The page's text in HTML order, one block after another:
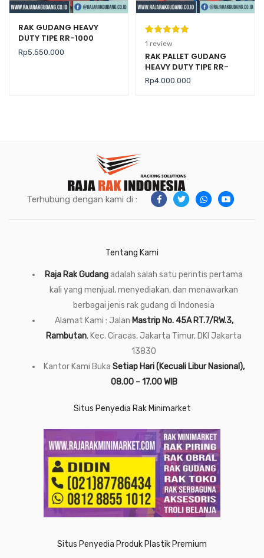
RAK GUDANG HEAVY
DUTY TIPE RR-1000
Rp5.550.000
Peringkat
5.00dari 5
berdasarka
n
1
penilaian
1 review
RAK PALLET GUDANG
HEAVY DUTY TIPE RR-
2000 KAPASITAS 2 TON /
LEVEL
Rp4.000.000
Terhubung dengan kami di :
Tentang Kami
Raja Rak Gudangadalah salah satu perintis pertama
kali yang menjual, menyediakan, dan menawarkan
berbagai jenis rak gudang di Indonesia
Alamat Kami : Jalan Mastrip No. 45A RT.7/RW.3,
Rambutan, Kec. Ciracas, Jakarta Timur, DKI Jakarta
13830
Kantor Kami Buka Setiap Hari (Kecuali Libur Nasional),
08.00 – 17.00 WIB
Situs Penyedia Rak Minimarket
Situs Penyedia Produk Plastik Premium